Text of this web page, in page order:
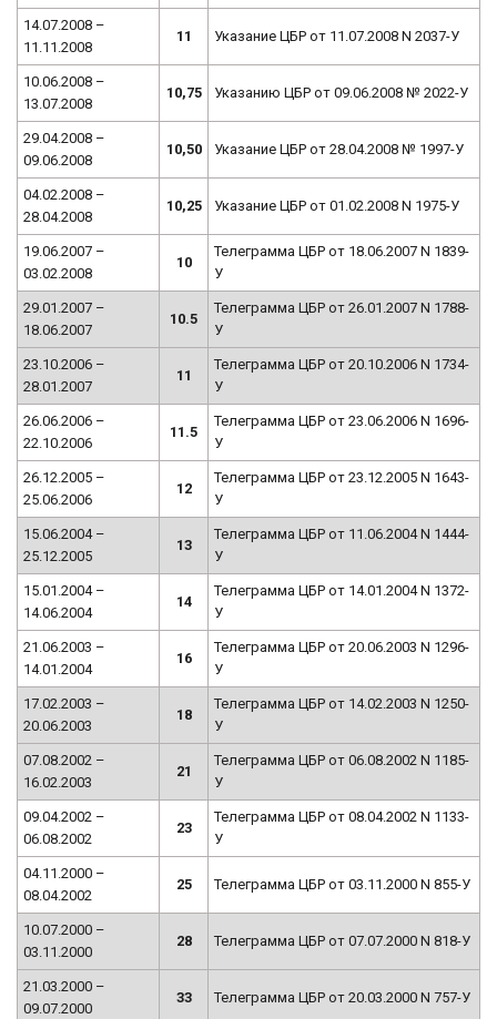
14.07.2008 –
11.11.2008
11 Указание ЦБР от 11.07.2008 N 2037-У
10.06.2008 –
13.07.2008
10,75 Указанию ЦБР от 09.06.2008 № 2022-У
29.04.2008 –
09.06.2008
10,50 Указание ЦБР от 28.04.2008 № 1997-У
04.02.2008 –
28.04.2008
10,25 Указание ЦБР от 01.02.2008 N 1975-У
19.06.2007 –
03.02.2008
10
Телеграмма ЦБР от 18.06.2007 N 1839-
У
29.01.2007 –
18.06.2007
10.5
Телеграмма ЦБР от 26.01.2007 N 1788-
У
23.10.2006 –
28.01.2007
11
Телеграмма ЦБР от 20.10.2006 N 1734-
У
26.06.2006 –
22.10.2006
11.5
Телеграмма ЦБР от 23.06.2006 N 1696-
У
26.12.2005 –
25.06.2006
12
Телеграмма ЦБР от 23.12.2005 N 1643-
У
15.06.2004 –
25.12.2005
13
Телеграмма ЦБР от 11.06.2004 N 1444-
У
15.01.2004 –
14.06.2004
14
Телеграмма ЦБР от 14.01.2004 N 1372-
У
21.06.2003 –
14.01.2004
16
Телеграмма ЦБР от 20.06.2003 N 1296-
У
17.02.2003 –
20.06.2003
18
Телеграмма ЦБР от 14.02.2003 N 1250-
У
07.08.2002 –
16.02.2003
21
Телеграмма ЦБР от 06.08.2002 N 1185-
У
09.04.2002 –
06.08.2002
23
Телеграмма ЦБР от 08.04.2002 N 1133-
У
04.11.2000 –
08.04.2002
25 Телеграмма ЦБР от 03.11.2000 N 855-У
10.07.2000 –
03.11.2000
28 Телеграмма ЦБР от 07.07.2000 N 818-У
21.03.2000 –
09.07.2000
33 Телеграмма ЦБР от 20.03.2000 N 757-У